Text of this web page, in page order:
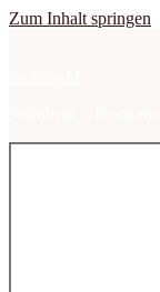
Zum Inhalt springen